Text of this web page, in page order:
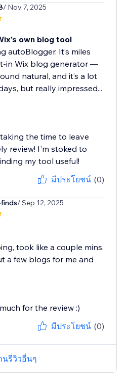
/ Nov 7, 2025
own blog tool
autoBlogger. It’s miles
in Wix blog generator —
natural, and it’s a lot
but really impressed...
the time to leave
review! I'm stoked to
my tool useful!
มีประโยชน์ (0)
/ Sep 12, 2025
took like a couple mins.
a few blogs for me and
for the review :)
มีประโยชน์ (0)
นรีวิวอื่นๆ